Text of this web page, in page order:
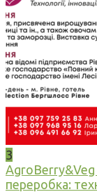
3
AgroBerry&Veg
переробка: